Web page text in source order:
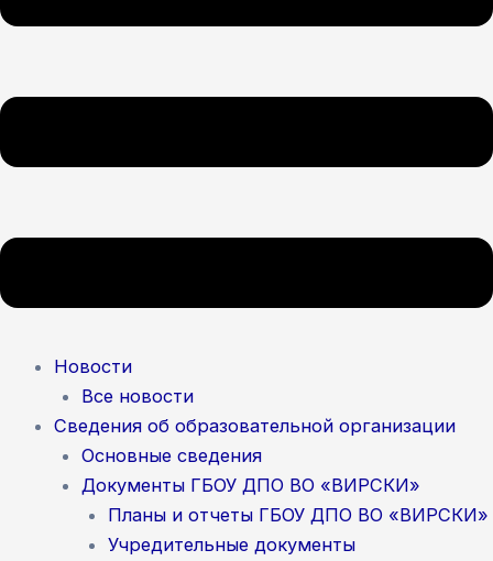
Новости
Все новости
Сведения об образовательной организации
Основные сведения
Документы ГБОУ ДПО ВО «ВИРСКИ»
Планы и отчеты ГБОУ ДПО ВО «ВИРСКИ»
Учредительные документы